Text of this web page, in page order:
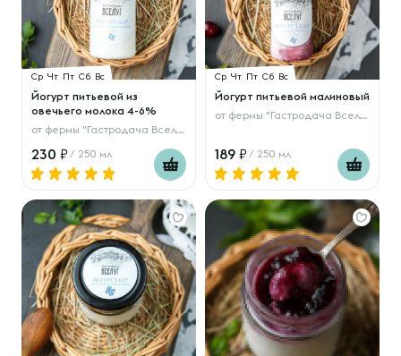
Ср Чт Пт Сб Вс
Йогурт питьевой из
овечьего молока 4-6%
от фермы "Гастродача Вселуг"
230 / 250 мл
Ср Чт Пт Сб Вс
Йогурт питьевой малиновый
от фермы "Гастродача Вселуг"
189 / 250 мл